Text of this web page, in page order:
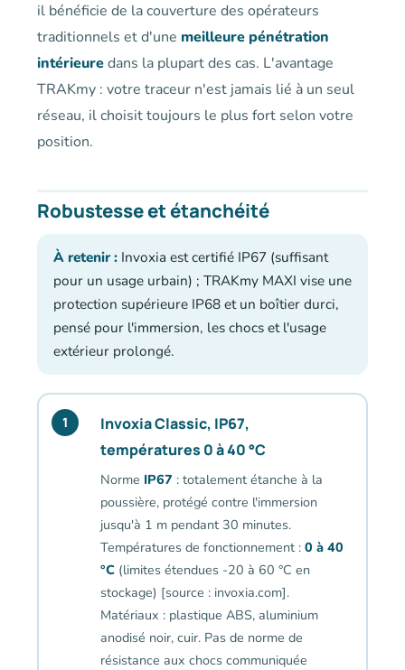
il bénéficie de la couverture des opérateurs
traditionnels et d'une meilleure pénétration
intérieuredans la plupart des cas. L'avantage
TRAKmy : votre traceur n'est jamais lié à un seul
réseau, il choisit toujours le plus fort selon votre
position.
Robustesse et étanchéité
À retenir : Invoxia est certifié IP67 (suffisant
pour un usage urbain) ; TRAKmy MAXI vise une
protection supérieure IP68 et un boîtier durci,
pensé pour l'immersion, les chocs et l'usage
extérieur prolongé.
1
Invoxia Classic, IP67,
températures 0 à 40 °C
Norme IP67 : totalement étanche à la
poussière, protégé contre l'immersion
jusqu'à 1 m pendant 30 minutes.
Températures de fonctionnement : 0 à 40
°C(limites étendues -20 à 60 °C en
stockage) [source : invoxia.com].
Matériaux : plastique ABS, aluminium
anodisé noir, cuir. Pas de norme de
résistance aux chocs communiquée